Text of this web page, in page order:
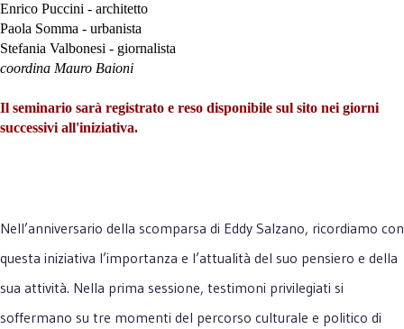
Enrico Puccini - architetto
Paola Somma - urbanista
Stefania Valbonesi - giornalista
coordina Mauro Baioni
Il seminario sarà registrato e reso disponibile sul sito nei giorni
successivi all'iniziativa.
Nell’anniversario della scomparsa di Eddy Salzano, ricordiamo con
questa iniziativa l’importanza e l’attualità del suo pensiero e della
sua attività. Nella prima sessione, testimoni privilegiati si
soffermano su tre momenti del percorso culturale e politico di